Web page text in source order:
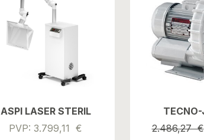
ASPI LASER STERIL
PVP: 3.799,11 €
2.486,27 €